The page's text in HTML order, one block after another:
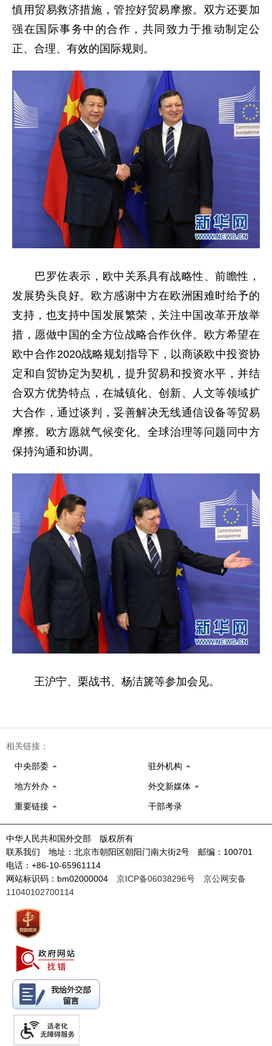
慎用贸易救济措施，管控好贸易摩擦。双方还要加
强在国际事务中的合作，共同致力于推动制定公
正、合理、有效的国际规则。
巴罗佐表示，欧中关系具有战略性、前瞻性，
发展势头良好。欧方感谢中方在欧洲困难时给予的
支持，也支持中国发展繁荣，关注中国改革开放举
措，愿做中国的全方位战略合作伙伴。欧方希望在
欧中合作2020战略规划指导下，以商谈欧中投资协
定和自贸协定为契机，提升贸易和投资水平，并结
合双方优势特点，在城镇化、创新、人文等领域扩
大合作，通过谈判，妥善解决无线通信设备等贸易
摩擦。欧方愿就气候变化、全球治理等问题同中方
保持沟通和协调。
王沪宁、栗战书、杨洁篪等参加会见。
相关链接：
中央部委 驻外机构
地方外办 外交新媒体
重要链接 干部考录
中华人民共和国外交部 版权所有
联系我们 地址：北京市朝阳区朝阳门南大街2号 邮编：100701
电话：+86-10-65961114
网站标识码：bm02000004 京ICP备06038296号
京公网安备
11040102700114